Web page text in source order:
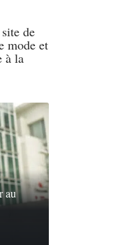
de
mode et
à la
au